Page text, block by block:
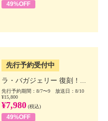
49%OFF
先行予約受付中
ラ・バガジェリー 復刻！...
先行予約期間：8/7〜9 放送日：8/10
¥15,800
¥7,980 (税込)
49%OFF